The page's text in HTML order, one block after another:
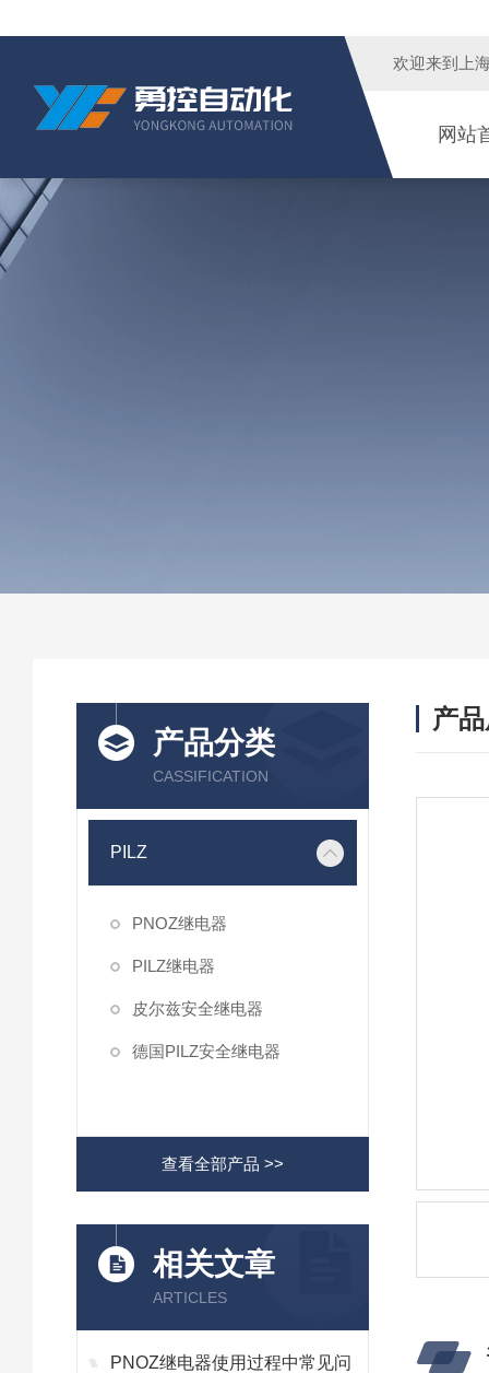
欢迎来到 上
网站
产品分类
CASSIFICATION
PILZ
PNOZ继电器
PILZ继电器
皮尔兹安全继电器
德国PILZ安全继电器
查看全部产品 >>
相关文章
ARTICLES
PNOZ继电器使用过程中常见问
产